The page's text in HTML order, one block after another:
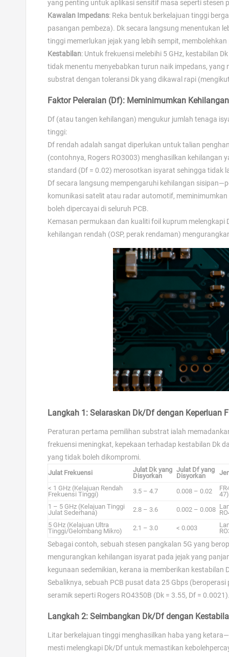
yang penting untuk aplikasi sensitif masa seperti
Kawalan Impedans: Reka bentuk berkelajuan tinggi
pasangan pembeza). Dk secara langsung menentukan
tinggi memerlukan jejak yang lebih sempit,
Kestabilan: Untuk frekuensi melebihi 5 GHz, kestabilan
tidak menentu menyebabkan turun naik impedans,
substrat dengan toleransi Dk yang dikawal rapi
Faktor Peleraian (Df): Meminimumkan
Df (atau tangen kehilangan) mengukur jumlah tenaga
tinggi:
Df rendah adalah sangat diperlukan untuk talian
(contohnya, Rogers RO3003) menghasilkan kehilangan
standard (Df = 0.02) merosotkan isyarat sehingga tidak
Df secara langsung mempengaruhi kehilangan
komunikasi satelit atau radar automotif,
boleh dipercayai di seluruh PCB.
Kemasan permukaan dan kualiti foil kuprum
kehilangan rendah (OSP, perak rendaman)
Langkah 1: Selaraskan Dk/Df dengan Keperluan
Peraturan pertama pemilihan substrat ialah
frekuensi meningkat, kepekaan terhadap kestabilan Dk
yang tidak boleh dikompromi.
Julat Frekuensi
Julat Dk yang
Disyorkan
Julat Df yang
Disyorkan
< 1 GHz (Kelajuan Rendah
Frekuensi Tinggi)
3.5 – 4.7 0.008 – 0.02
47)
1 – 5 GHz (Kelajuan Tinggi
Julat Sederhana)
2.8 – 3.6 0.002 – 0.008
5 GHz (Kelajuan Ultra
Tinggi/Gelombang Mikro)
2.1 – 3.0 < 0.003
Sebagai contoh, sebuah stesen pangkalan 5G yang
mengurangkan kehilangan isyarat pada jejak yang
kegunaan sedemikian, kerana ia memberikan
Sebaliknya, sebuah PCB pusat data 25 Gbps
seramik seperti Rogers RO4350B (Dk = 3.55, Df =
Langkah 2: Seimbangkan Dk/Df dengan
Litar berkelajuan tinggi menghasilkan haba yang
mesti melengkapi Dk/Df untuk memastikan